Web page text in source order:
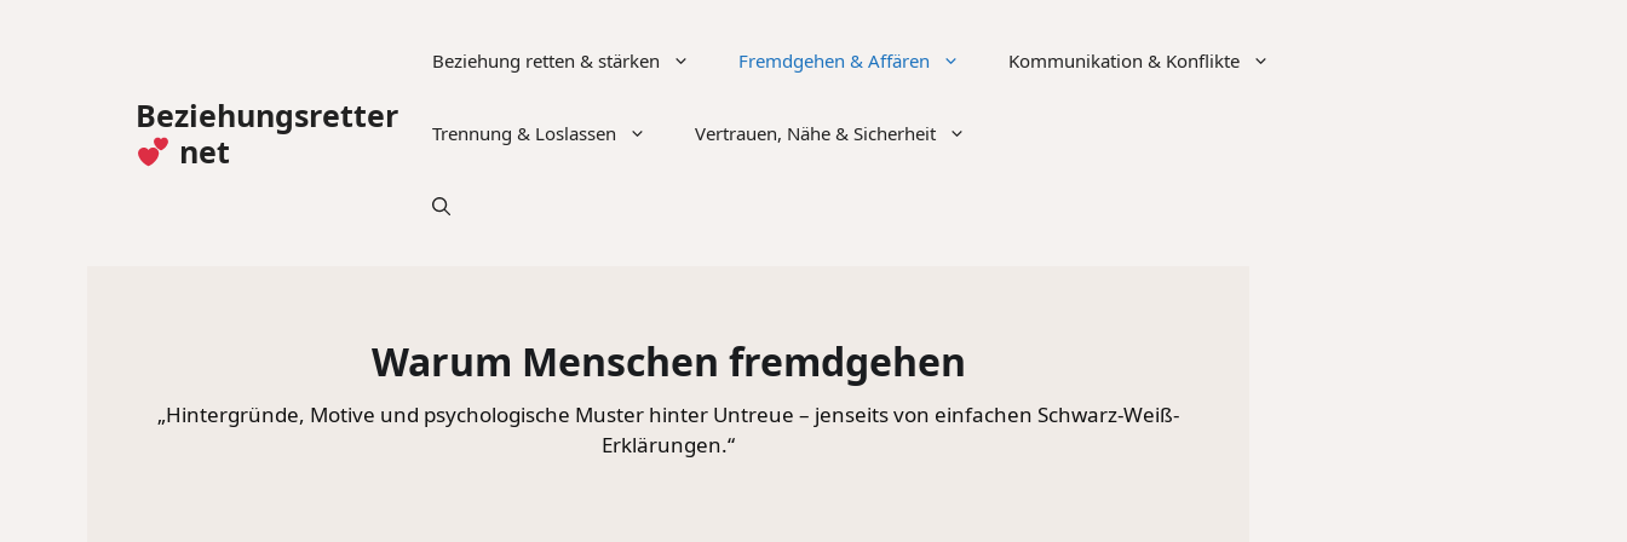
Beziehungsretter
net
Beziehung retten & stärken Fremdgehen & Affären Kommunikation & Konflikte
Trennung & Loslassen Vertrauen, Nähe & Sicherheit
Warum Menschen fremdgehen
„Hintergründe, Motive und psychologische Muster hinter Untreue – jenseits von einfachen Schwarz-Weiß-
Erklärungen.“